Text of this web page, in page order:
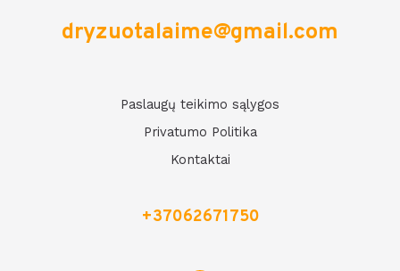
dryzuotalaime@gmail.com
Paslaugų teikimo sąlygos
Privatumo Politika
Kontaktai
+37062671750